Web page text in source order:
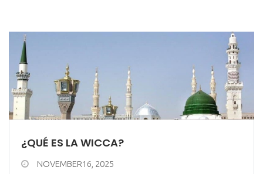
¿QUÉ ES LA WICCA?
NOVEMBER16, 2025